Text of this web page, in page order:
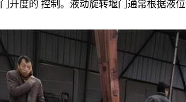
开度的 控制。液动旋转堰门通常根据液